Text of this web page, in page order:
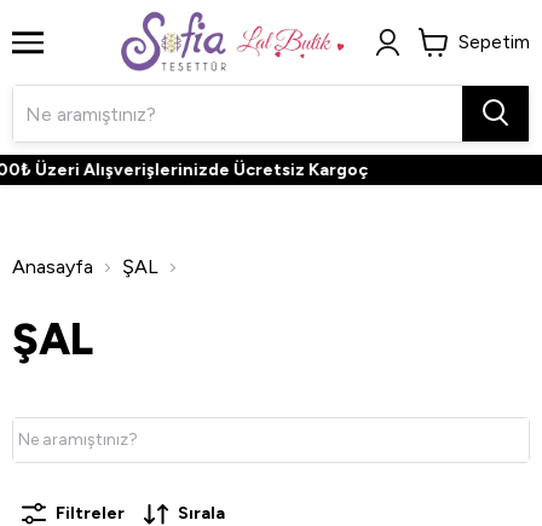
Sepetim
Alışverişlerinizde Ücretsiz Kargoç
Anasayfa ŞAL
ŞAL
Filtreler Sırala